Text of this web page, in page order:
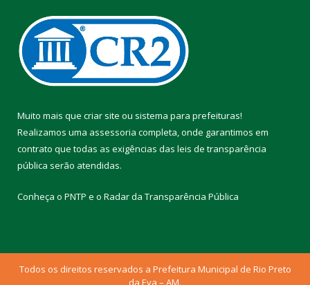
Muito mais que criar site ou sistema para prefeituras!
Realizamos uma assessoria completa, onde garantimos em
contrato que todas as exigências das leis de transparência
pública serão atendidas.
Conheça o PNTP e o Radar da Transparência Pública
Todos os direitos reservados a Prefeitura Municipal de Rio Preto